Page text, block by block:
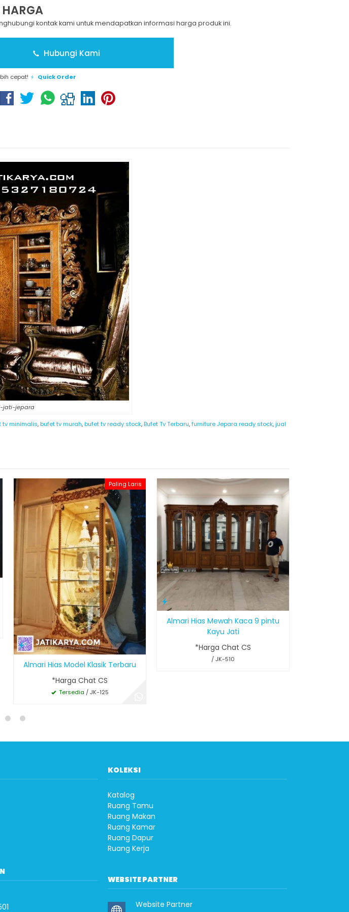
kontak kami untuk mendapatkan informasi harga produk ini.
Hubungi Kami
cepat! Quick Order
jati-jepara
tv minimalis,bufet tv murah,bufet tv ready stock,Bufet Tv Terbaru,furniture Jepara ready stock,jual
Paling Laris
Almari Hias Model Klasik Terbaru
*Harga Chat CS
Tersedia / JK-125
Almari Hias Mewah Kaca 9 pintu
Kayu Jati
*Harga Chat CS
/ JK-510
KOLEKSI
Katalog
Ruang Tamu
Ruang Makan
Ruang Kamar
Ruang Dapur
Ruang Kerja
WEBSITE PARTNER
Website Partner